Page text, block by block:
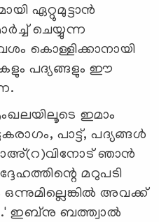
ഏറ്റുമുട്ടാന്‍
ചെയ്യുന്ന
കൊള്ളിക്കാനായി
പദ്യങ്ങളും ഈ
ഇമാം
പാട്ട്, പദ്യങ്ങള്‍
ഞാന്‍
മറുപടി
അവക്ക്
ഇബ്‌നു ബത്ത്വാല്‍